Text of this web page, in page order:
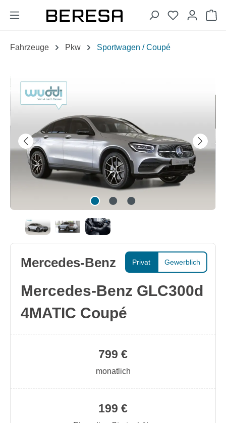
springen
Fahrzeuge Pkw Sportwagen / Coupé
Bildergalerie überspringen
Privat Gewerblich
Mercedes-Benz
Mercedes-Benz GLC300d
4MATIC Coupé
199 €
799 €
monatlich